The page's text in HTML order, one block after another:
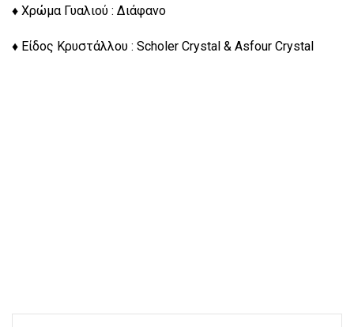
♦ Χρώμα Γυαλιού : Διάφανο
♦ Είδος Κρυστάλλου : Scholer Crystal & Asfour Crystal